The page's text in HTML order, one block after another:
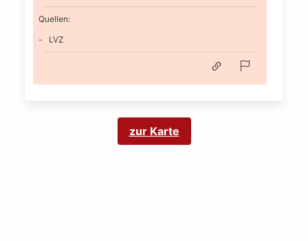
Quellen:
LVZ
zur Karte